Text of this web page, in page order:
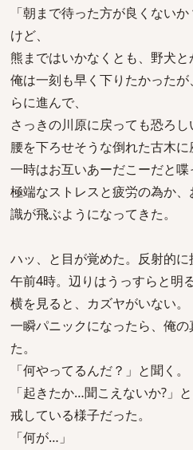
「朝まで待った方が良くない
けど、
熊まではいかなくとも、野犬と
俺は一刻も早く下りたかった
らに進んで、
さっきの川原に戻っても恐ろし
腰を下ろせそうな倒れた古木に
一時はお互いあーだこーだと喋
極端なストレスと疲労の為か
識が飛ぶようになってきた。
ハッ、と目が覚めた。反射的に
午前4時。辺りはうっすらと明
横を見ると、カズヤがいない。
一瞬パニックになったら、俺
た。
「何やってるんだ？」と聞く。
「起きたか…聞こえないか?」
戒している様子だった。
「何が…」